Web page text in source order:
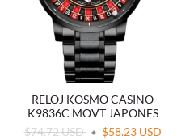
RELOJ KOSMO CASINO
K9836C MOVT JAPONES
$74.72 USD
$58.23 USD